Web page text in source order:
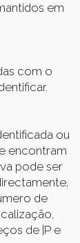
em
com o
ou
encontram
pode ser
de
de |P e